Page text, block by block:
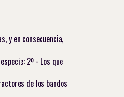
y en consecuencia,
2º - Los que
de los bandos